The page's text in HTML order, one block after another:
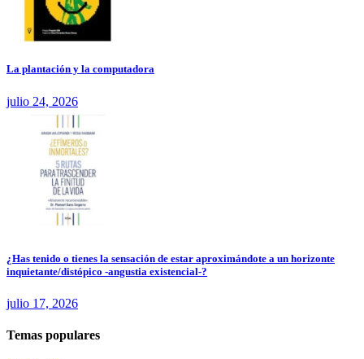
La plantación y la computadora
julio 24, 2026
¿Has tenido o tienes la sensación de estar aproximándote a un horizonte
inquietante/distópico -angustia existencial-?
julio 17, 2026
Temas populares